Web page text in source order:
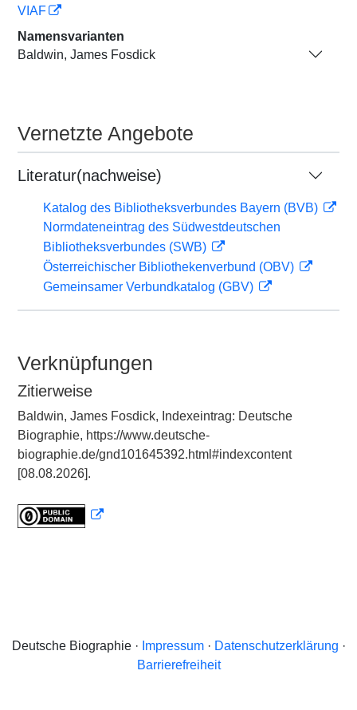
VIAF
Namensvarianten
Baldwin, James Fosdick
Vernetzte Angebote
Literatur(nachweise)
Katalog des Bibliotheksverbundes Bayern (BVB)
Normdateneintrag des Südwestdeutschen
Bibliotheksverbundes (SWB)
Österreichischer Bibliothekenverbund (OBV)
Gemeinsamer Verbundkatalog (GBV)
Verknüpfungen
Zitierweise
Baldwin, James Fosdick, Indexeintrag: Deutsche
Biographie, https://www.deutsche-
biographie.de/gnd101645392.html#indexcontent
[08.08.2026].
Deutsche Biographie · Impressum· Datenschutzerklärung ·
Barrierefreiheit